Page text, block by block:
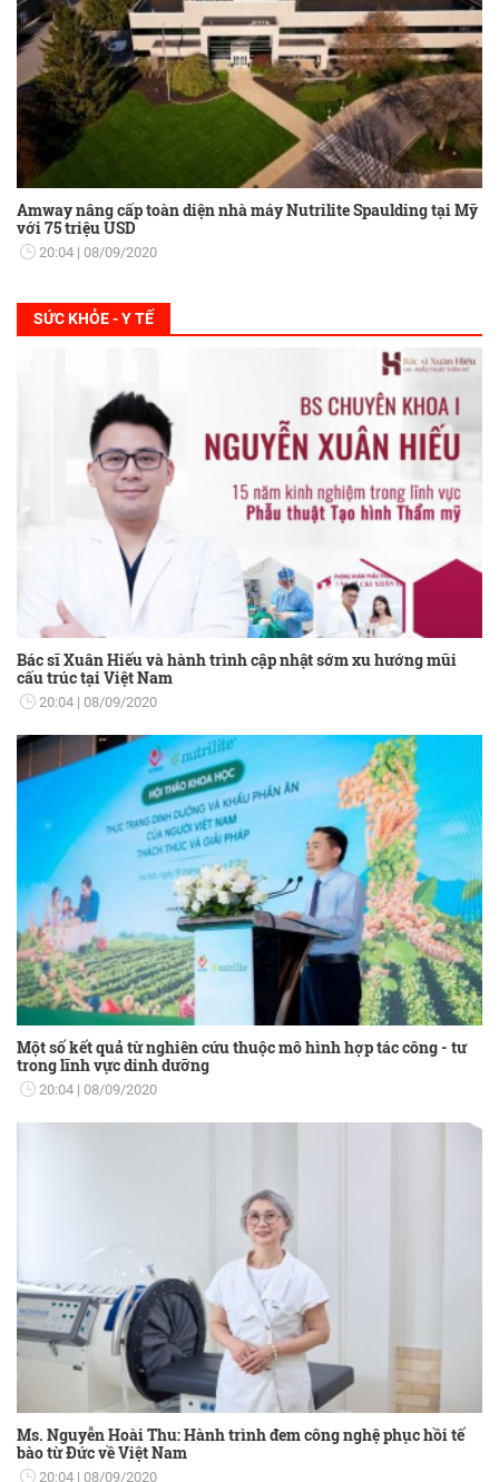
Amway nâng cấp toàn diện nhà máy Nutrilite Spaulding tại Mỹ
với 75 triệu USD
20:04 08/09/2020
SỨC KHỎE - Y TẾ
Bác sĩ Xuân Hiếu và hành trình cập nhật sớm xu hướng mũi
cấu trúc tại Việt Nam
20:04 08/09/2020
Một số kết quả từ nghiên cứu thuộc mô hình hợp tác công - tư
trong lĩnh vực dinh dưỡng
20:04 08/09/2020
Ms. Nguyễn Hoài Thu: Hành trình đem công nghệ phục hồi tế
bào từ Đức về Việt Nam
20:04 08/09/2020